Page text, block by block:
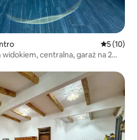
Średnia
5 (10)
centralna, garaż na 2